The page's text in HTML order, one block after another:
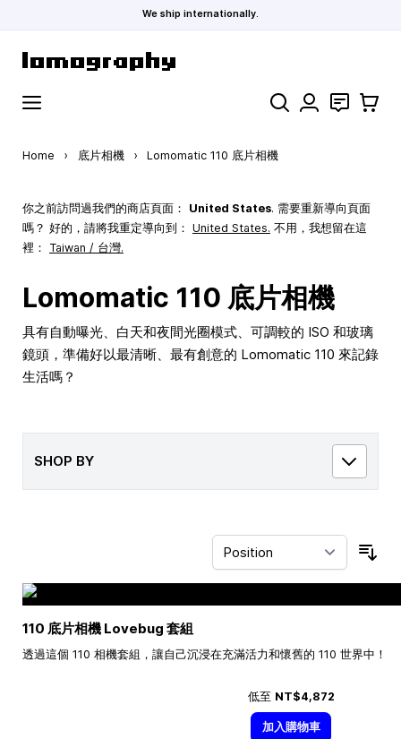
We ship internationally.
Search 聯絡 購物車
Home › 底片相機 › Lomomatic 110 底片相機
你之前訪問過我們的商店頁面： United States. 需要重新導向頁面
嗎？ 好的，請將我重定導向到： United States. 不用，我想留在這
裡： Taiwan / 台灣.
Lomomatic 110 底片相機
具有自動曝光、白天和夜間光圈模式、可調較的 ISO 和玻璃
鏡頭，準備好以最清晰、最有創意的 Lomomatic 110 來記錄
生活嗎？
SHOP BY
110 底片相機 Lovebug 套組
透過這個 110 相機套組，讓自己沉浸在充滿活力和懷舊的 110 世界中！
低至 NT$4,872
加入購物車